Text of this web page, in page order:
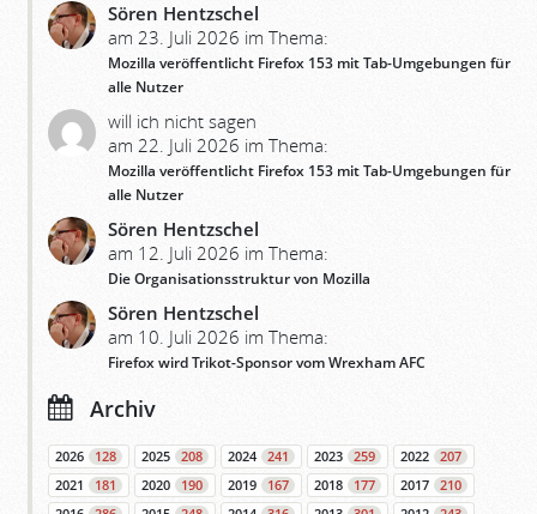
Sören Hentzschel
am 23. Juli 2026 im Thema:
Mozilla veröffentlicht Firefox 153 mit Tab-Umgebungen für
alle Nutzer
will ich nicht sagen
am 22. Juli 2026 im Thema:
Mozilla veröffentlicht Firefox 153 mit Tab-Umgebungen für
alle Nutzer
Sören Hentzschel
am 12. Juli 2026 im Thema:
Die Organisationsstruktur von Mozilla
Sören Hentzschel
am 10. Juli 2026 im Thema:
Firefox wird Trikot-Sponsor vom Wrexham AFC
Archiv
2026 128 2025 208 2024 241 2023 259 2022
207
2021
181 2020 190 2019 167 2018 177 2017
210